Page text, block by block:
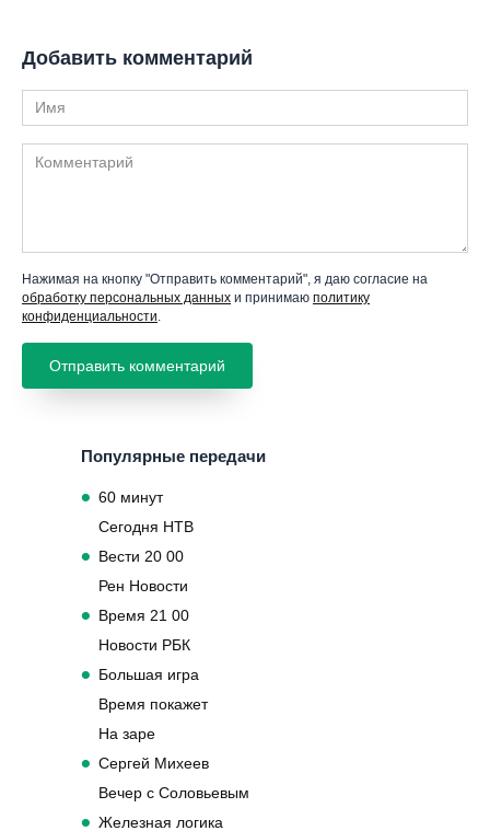
Добавить комментарий
Имя
Комментарий
Нажимая на кнопку "Отправить комментарий", я даю согласие на
обработку персональных данных и принимаю политику
конфиденциальности.
Популярные передачи
60 минут
Сегодня НТВ
Вести 20 00
Рен Новости
Время 21 00
Новости РБК
Большая игра
Время покажет
На заре
Сергей Михеев
Вечер с Соловьевым
Железная логика